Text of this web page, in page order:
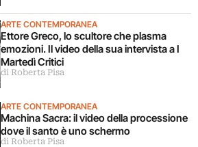
ARTE CONTEMPORANEA
Ettore Greco, lo scultore che plasma
emozioni. Il video della sua intervista a I
Martedì Critici
di Roberta Pisa
ARTE CONTEMPORANEA
Machina Sacra: il video della processione
dove il santo è uno schermo
di Roberta Pisa